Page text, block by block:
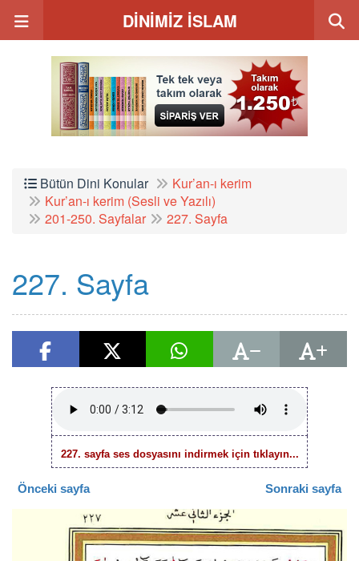
DİNİMİZ İSLAM
Bütün Dini Konular
Kur’an-ı kerim
Kur’an-ı kerim (Sesli ve Yazılı)
201-250. Sayfalar
227. Sayfa
227. Sayfa
227. sayfa ses dosyasını indirmek için tıklayın...
Önceki sayfa Sonraki sayfa